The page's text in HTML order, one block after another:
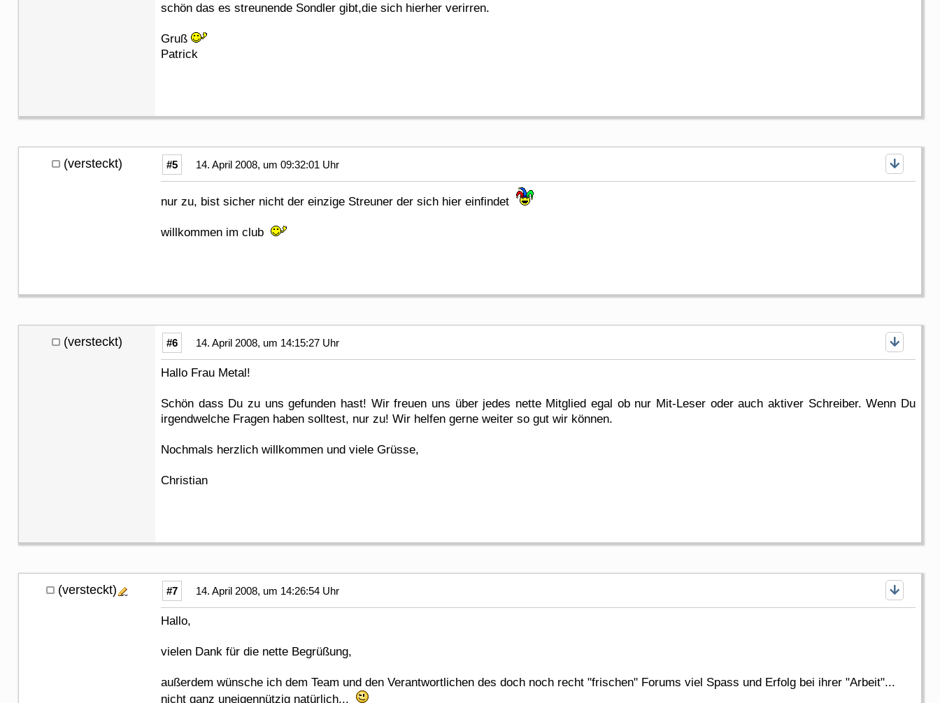
schön das es streunende Sondler gibt,die sich hierher verirren.
Gruß
Patrick
(versteckt) #5 14. April 2008, um 09:32:01 Uhr
nur zu, bist sicher nicht der einzige Streuner der sich hier einfindet
willkommen im club
(versteckt) #6 14. April 2008, um 14:15:27 Uhr
Hallo Frau Metal!
Schön dass Du zu uns gefunden hast! Wir freuen uns über jedes nette Mitglied egal ob nur Mit-Leser oder auch aktiver Schreiber. Wenn Du
irgendwelche Fragen haben solltest, nur zu! Wir helfen gerne weiter so gut wir können.
Nochmals herzlich willkommen und viele Grüsse,
Christian
(versteckt) #7 14. April 2008, um 14:26:54 Uhr
Hallo,
vielen Dank für die nette Begrüßung,
außerdem wünsche ich dem Team und den Verantwortlichen des doch noch recht "frischen" Forums viel Spass und Erfolg bei ihrer "Arbeit"...
nicht ganz uneigennützig natürlich...